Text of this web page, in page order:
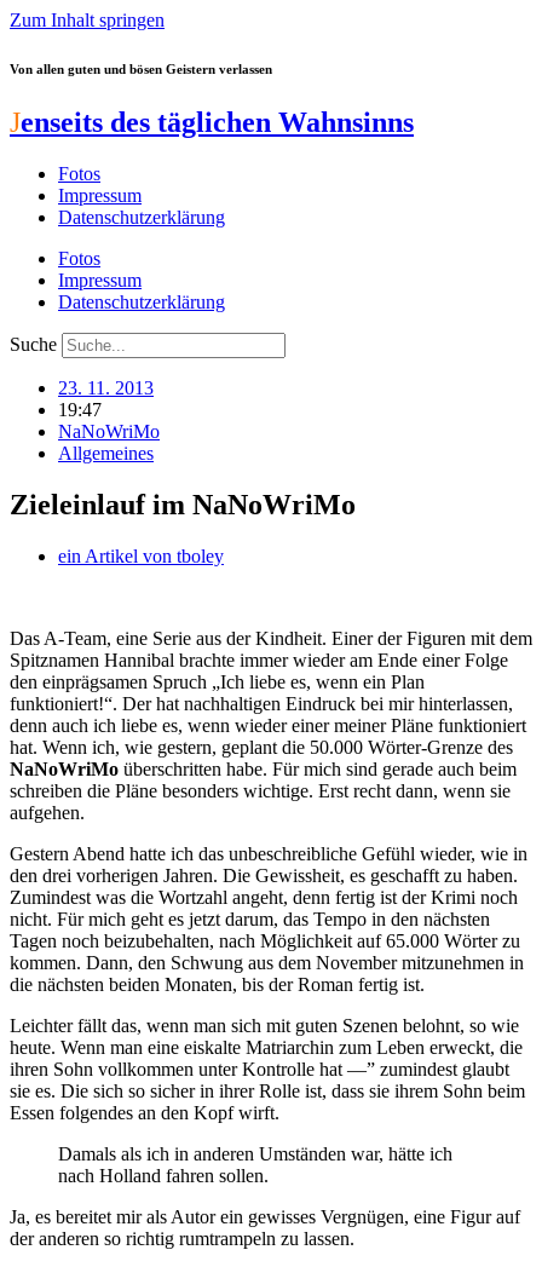
Zum Inhalt springen
Von allen guten und bösen Geistern verlassen
Jenseits des täglichen Wahnsinns
Fotos
Impressum
Datenschutzerklärung
Fotos
Impressum
Datenschutzerklärung
Suche
23. 11. 2013
19:47
NaNoWriMo
Allgemeines
Zieleinlauf im NaNoWriMo
ein Artikel von tboley
Das A-Team, eine Serie aus der Kindheit. Einer der Figuren mit dem
Spitznamen Hannibal brachte immer wieder am Ende einer Folge
den einprägsamen Spruch „Ich liebe es, wenn ein Plan
funktioniert!“. Der hat nachhaltigen Eindruck bei mir hinterlassen,
denn auch ich liebe es, wenn wieder einer meiner Pläne funktioniert
hat. Wenn ich, wie gestern, geplant die 50.000 Wörter-Grenze des
NaNoWriMo überschritten habe. Für mich sind gerade auch beim
schreiben die Pläne besonders wichtige. Erst recht dann, wenn sie
aufgehen.
Gestern Abend hatte ich das unbeschreibliche Gefühl wieder, wie in
den drei vorherigen Jahren. Die Gewissheit, es geschafft zu haben.
Zumindest was die Wortzahl angeht, denn fertig ist der Krimi noch
nicht. Für mich geht es jetzt darum, das Tempo in den nächsten
Tagen noch beizubehalten, nach Möglichkeit auf 65.000 Wörter zu
kommen. Dann, den Schwung aus dem November mitzunehmen in
die nächsten beiden Monaten, bis der Roman fertig ist.
Leichter fällt das, wenn man sich mit guten Szenen belohnt, so wie
heute. Wenn man eine eiskalte Matriarchin zum Leben erweckt, die
ihren Sohn vollkommen unter Kontrolle hat —” zumindest glaubt
sie es. Die sich so sicher in ihrer Rolle ist, dass sie ihrem Sohn beim
Essen folgendes an den Kopf wirft.
Damals als ich in anderen Umständen war, hätte ich
nach Holland fahren sollen.
Ja, es bereitet mir als Autor ein gewisses Vergnügen, eine Figur auf
der anderen so richtig rumtrampeln zu lassen.